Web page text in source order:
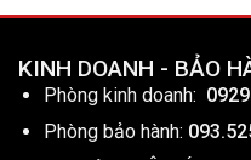
KINH DOANH - BẢO
Phòng kinh doanh:
Phòng bảo hành: